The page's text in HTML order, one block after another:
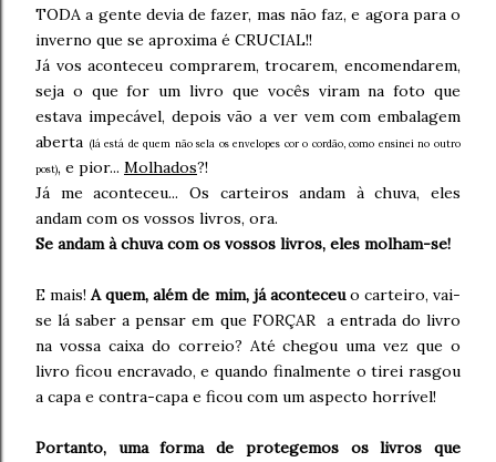
TODA a gente devia de fazer, mas não faz, e agora para o
inverno que se aproxima é CRUCIAL!!
Já vos aconteceu comprarem, trocarem, encomendarem,
seja o que for um livro que vocês viram na foto que
estava impecável, depois vão a ver vem com embalagem
aberta (lá está de quem não sela os envelopes cor o cordão, como ensinei no outro
post), e pior... Molhados?!
Já me aconteceu... Os carteiros andam à chuva, eles
andam com os vossos livros, ora.
Se andam à chuva com os vossos livros, eles molham-se!
E mais!A quem, além de mim, já aconteceuo carteiro, vai-
se lá saber a pensar em que FORÇAR a entrada do livro
na vossa caixa do correio? Até chegou uma vez que o
livro ficou encravado, e quando finalmente o tirei rasgou
a capa e contra-capa e ficou com um aspecto horrível!
Portanto, uma forma de protegemos os livros que